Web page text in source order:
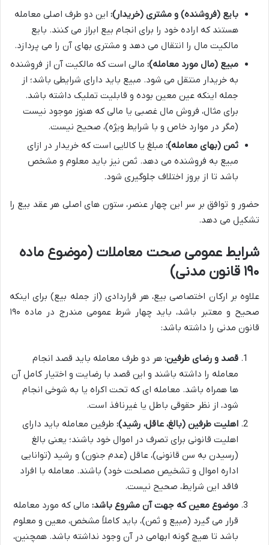
بایع (فروشنده) و مشتری (خریدار): این دو طرف اصلی معامله
هستند که اراده خود را برای انجام بیع ابراز می کنند. بایع
مالکیت مال را انتقال می دهد و مشتری بهای آن را می پردازد.
مبیع (مال مورد معامله): مالی است که مالکیت آن از فروشنده
به خریدار منتقل می شود. مبیع باید دارای شرایطی باشد؛ از
جمله اینکه عین معین بوده و قابلیت تملیک داشته باشد.
برای مثال، فروش مال غصبی یا مالی که هنوز موجود نیست
(مگر در موارد خاص و با شرایط ویژه)، صحیح نیست.
ثمن (بهای معامله): مبلغ یا کالایی است که خریدار در ازای
مبیع به فروشنده می دهد. ثمن نیز باید معلوم و مشخص
باشد تا از بروز اختلاف جلوگیری شود.
حضور و توافق بر سر این چهار عنصر، ستون های اصلی هر عقد بیع را
تشکیل می دهد.
شرایط عمومی صحت معاملات (موضوع ماده
۱۹۰ قانون مدنی)
علاوه بر ارکان اختصاصی بیع، هر قراردادی (از جمله بیع) برای اینکه
صحیح و معتبر باشد، باید چهار شرط عمومی مندرج در ماده ۱۹۰
قانون مدنی را داشته باشد:
قصد و رضای طرفین: هر دو طرف معامله باید قصد انجام
معامله را داشته باشند و این قصد با رضایت و اختیار کامل آن
ها همراه باشد. معامله ای که تحت اکراه یا به شوخی انجام
شود، از نظر حقوقی باطل یا غیرنافذ است.
اهلیت طرفین (بالغ، عاقل، رشید): طرفین معامله باید دارای
اهلیت قانونی برای تصرف در اموال خود باشند؛ یعنی بالغ
(رسیدن به سن قانونی)، عاقل (عدم جنون) و رشید (توانایی
اداره اموال و تشخیص مصلحت خود) باشند. معامله با افراد
فاقد این شرایط، صحیح نیست.
موضوع معین که جهت آن مشروع باشد: مالی که مورد معامله
قرار می گیرد (مبیع و ثمن)، باید کاملاً مشخص، معین و معلوم
باشد تا هیچ گونه ابهامی در آن وجود نداشته باشد. همچنین،